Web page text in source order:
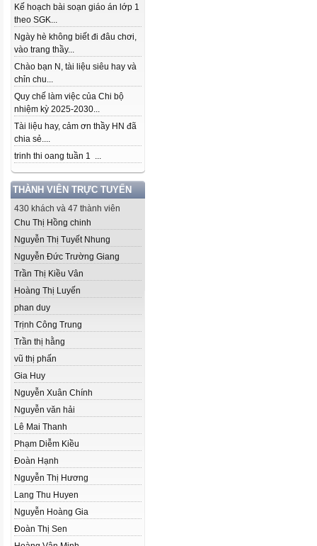
Kế hoạch bài soạn giáo án lớp 1
theo SGK...
Ngày hè không biết đi đâu chơi,
vào trang thầy...
Chào bạn N, tài liệu siêu hay và
chỉn chu...
Quy chế làm việc của Chi bộ
nhiệm kỳ 2025-2030...
Tài liệu hay, cảm ơn thầy HN đã
chia sẻ....
trinh thi oang tuần 1 ...
THÀNH VIÊN TRỰC TUYẾN
430 khách và 47 thành viên
Chu Thị Hồng chinh
Nguyễn Thị Tuyết Nhung
Nguyễn Đức Trường Giang
Trần Thị Kiều Vân
Hoàng Thị Luyến
phan duy
Trịnh Công Trung
Trần thị hằng
vũ thị phấn
Gia Huy
Nguyễn Xuân Chính
Nguyễn văn hải
Lê Mai Thanh
Phạm Diễm Kiều
Đoàn Hạnh
Nguyễn Thị Hương
Lang Thu Huyen
Nguyễn Hoàng Gia
Đoàn Thị Sen